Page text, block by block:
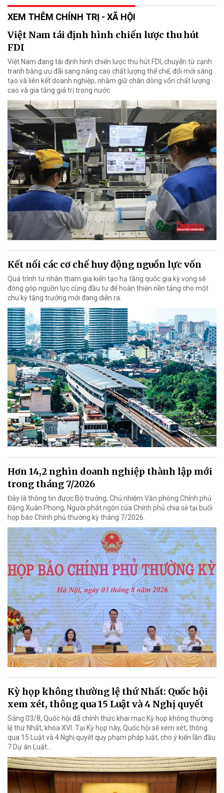
XEM THÊM CHÍNH TRỊ - XÃ HỘI
Việt Nam tái định hình chiến lược thu hút
FDI
Việt Nam đang tái định hình chiến lược thu hút FDI, chuyển từ cạnh
tranh bằng ưu đãi sang nâng cao chất lượng thể chế, đổi mới sáng
tạo và liên kết doanh nghiệp, nhằm giữ chân dòng vốn chất lượng
cao và gia tăng giá trị trong nước.
Kết nối các cơ chế huy động nguồn lực vốn
Quá trình tư nhân tham gia kiến tạo hạ tầng quốc gia kỳ vọng sẽ
đóng góp nguồn lực cùng đầu tư để hoàn thiện nền tảng cho một
chu kỳ tăng trưởng mới đang diễn ra.
Hơn 14,2 nghìn doanh nghiệp thành lập mới
trong tháng 7/2026
Đây là thông tin được Bộ trưởng, Chủ nhiệm Văn phòng Chính phủ
Đặng Xuân Phong, Người phát ngôn của Chính phủ chia sẻ tại buổi
họp báo Chính phủ thường kỳ tháng 7/2026.
Kỳ họp không thường lệ thứ Nhất: Quốc hội
xem xét, thông qua 15 Luật và 4 Nghị quyết
Sáng 03/8, Quốc hội đã chính thức khai mạc Kỳ họp không thường
lệ thứ Nhất, khóa XVI. Tại Kỳ họp này, Quốc hội sẽ xem xét, thông
qua 15 Luật và 4 Nghị quyết quy phạm pháp luật, cho ý kiến lần đầu
7 Dự án Luật…